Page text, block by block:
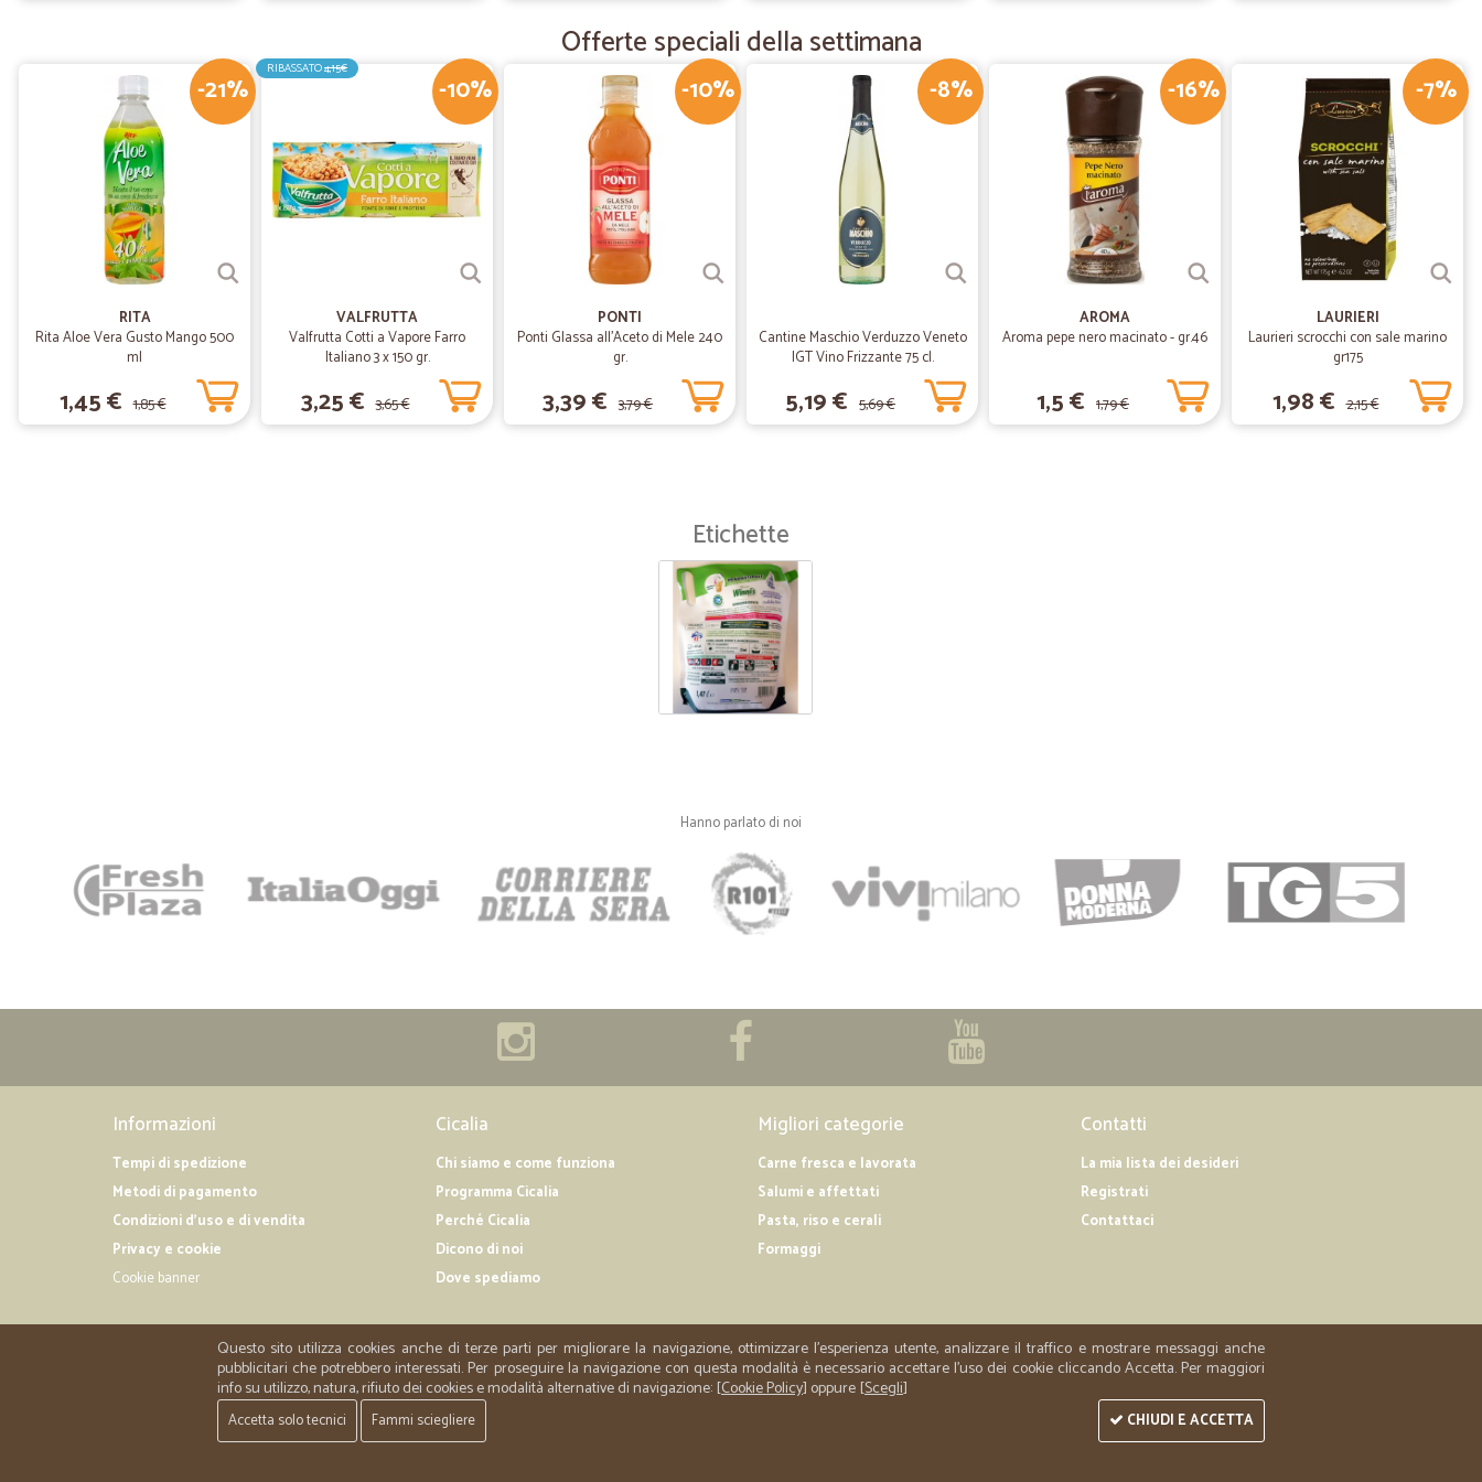
—Giuseppe C.
Va tutto bene
Va tutto bene; ritengo però le spese di trasporto un po' elevate.
16/05/2019
O timido prodotti e spedizioni…
O timido prodotti e spedizioni velocissime
Offerte speciali della settimana
-21%
RITA
Rita Aloe Vera Gusto Mango 500
ml
1,45 € 1,85 €
-10%
RIBASSATO4,15€
VALFRUTTA
Valfrutta Cotti a Vapore Farro
Italiano 3 x 150 gr.
3,25 € 3,65 €
-10%
PONTI
Ponti Glassa all'Aceto di Mele 240
gr.
3,39 € 3,79 €
-8%
Cantine Maschio Verduzzo Veneto
IGT Vino Frizzante 75 cl.
5,19 € 5,69 €
-16%
AROMA
Aroma pepe nero macinato - gr.46
1,5 € 1,79 €
-7%
LAURIERI
Laurieri scrocchi con sale marino
gr175
1,98 € 2,15 €
Etichette
Hanno parlato di noi
Informazioni
Tempi di spedizione
Metodi di pagamento
Condizioni d'uso e di vendita
Privacy e cookie
Cookie banner
Cicalia
Chi siamo e come funziona
Programma Cicalia
Perché Cicalia
Dicono di noi
Dove spediamo
Migliori categorie
Carne fresca e lavorata
Salumi e affettati
Pasta, riso e cerali
Formaggi
Contatti
La mia lista dei desideri
Registrati
Contattaci
Questo sito utilizza cookies anche di terze parti per migliorare la navigazione, ottimizzare l'esperienza utente, analizzare il traffico e mostrare messaggi anche
pubblicitari che potrebbero interessati. Per proseguire la navigazione con questa modalità è necessario accettare l'uso dei cookie cliccando Accetta. Per maggiori
info su utilizzo, natura, rifiuto dei cookies e modalità alternative di navigazione: [Cookie Policy] oppure [Scegli]
Accetta solo tecnici Fammi sciegliere CHIUDI E ACCETTA